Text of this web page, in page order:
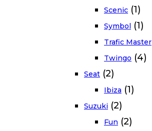
Scenic (1)
Symbol (1)
Trafic Master
Twingo (4)
Seat (2)
Ibiza (1)
Suzuki (2)
Fun (2)